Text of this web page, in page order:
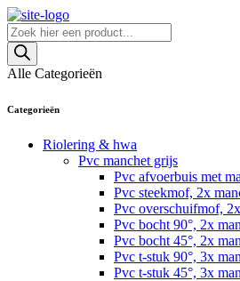
Skip
to
content
Producten
zoeken
Alle Categorieën
Categorieën
Riolering & hwa
Pvc manchet grijs
Pvc afvoerbuis met
Pvc steekmof, 2x
Pvc overschuifmof,
Pvc bocht 90°, 2x
Pvc bocht 45°, 2x
Pvc t-stuk 90°, 3x
Pvc t-stuk 45°, 3x